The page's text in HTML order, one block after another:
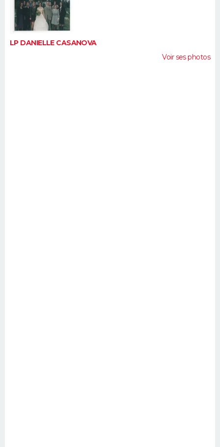
FORUM
Bricolage
Lifestyle
Culture
Sport
Auto
Television
Voyage
Cinema
LP DANIELLE CASANOVA
Voir ses photos